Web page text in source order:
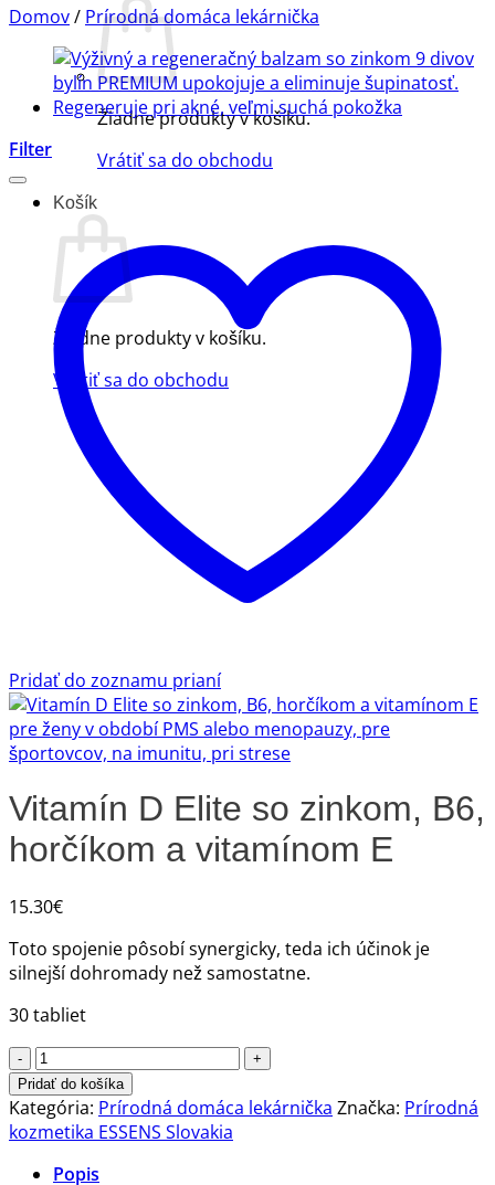
Žiadne produkty v košíku.
Vrátiť sa do obchodu
Košík
Žiadne produkty v košíku.
Vrátiť sa do obchodu
Domov/ Prírodná domáca lekárnička
Filter
Pridať do zoznamu prianí
Vitamín D Elite so zinkom, B6,
horčíkom a vitamínom E
15.30€
Toto spojenie pôsobí synergicky, teda ich účinok je
silnejší dohromady než samostatne.
30 tabliet
množstvo
Vitamín
D
Elite
zinkom,
Pridať do košíka
Kategória: Prírodná domáca lekárnička Značka: Prírodná
kozmetika ESSENS Slovakia
Popis